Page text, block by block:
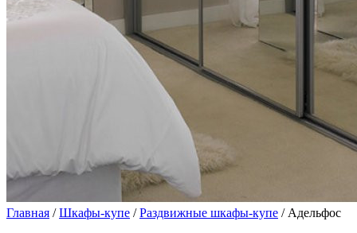
Главная /Шкафы-купе /Раздвижные шкафы-купе / Адельфос